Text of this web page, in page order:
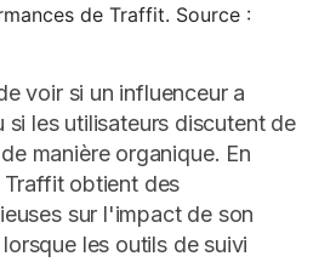
de Traffit. Source :
voir si un influenceur a
si les utilisateurs discutent de
manière organique. En
obtient des
sur l'impact de son
les outils de suivi